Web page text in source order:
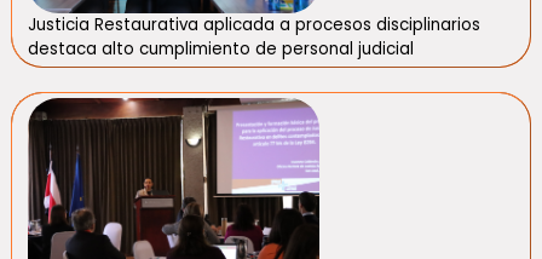
Justicia Restaurativa aplicada a procesos disciplinarios
destaca alto cumplimiento de personal judicial